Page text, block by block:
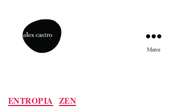
Menu
Categorias
ENTROPIA ZEN